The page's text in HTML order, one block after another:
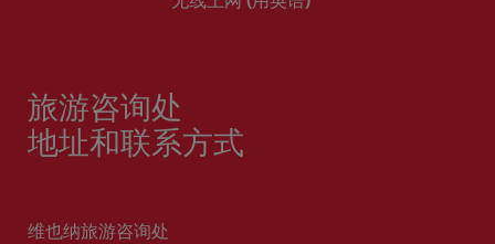
旅游咨询处
地址和联系方式
维也纳旅游咨询处